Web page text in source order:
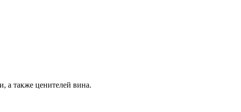
а также ценителей вина.